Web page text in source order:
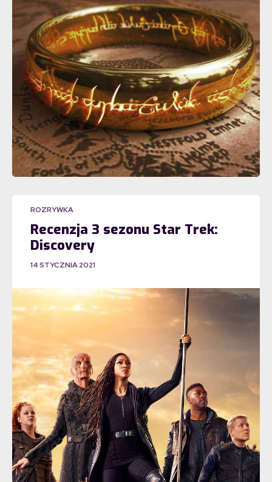
ROZRYWKA
Recenzja 3 sezonu Star Trek:
Discovery
14 STYCZNIA 2021